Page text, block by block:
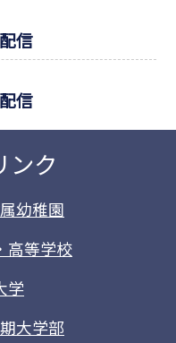
信
信
ンク
幼稚園
高等学校
学
大学部